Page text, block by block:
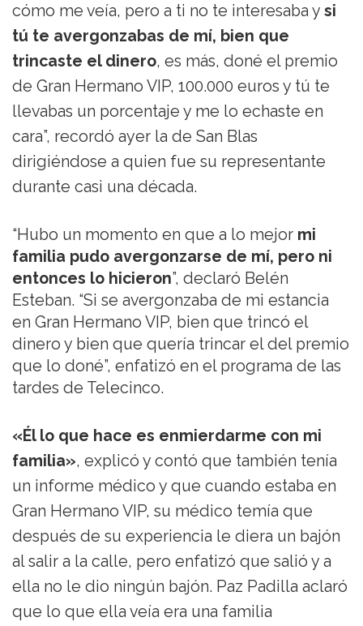
cómo me veía, pero a ti no te interesaba y si
tú te avergonzabas de mí, bien que
trincaste el dinero, es más, doné el premio
de Gran Hermano VIP, 100.000 euros y tú te
llevabas un porcentaje y me lo echaste en
cara”, recordó ayer la de San Blas
dirigiéndose a quien fue su representante
durante casi una década.
“Hubo un momento en que a lo mejor mi
familia pudo avergonzarse de mí, pero ni
entonces lo hicieron”, declaró Belén
Esteban. “Si se avergonzaba de mi estancia
en Gran Hermano VIP, bien que trincó el
dinero y bien que quería trincar el del premio
que lo doné”, enfatizó en el programa de las
tardes de Telecinco.
«Él lo que hace es enmierdarme con mi
familia», explicó y contó que también tenía
un informe médico y que cuando estaba en
Gran Hermano VIP, su médico temía que
después de su experiencia le diera un bajón
al salir a la calle, pero enfatizó que salió y a
ella no le dio ningún bajón. Paz Padilla aclaró
que lo que ella veía era una familia